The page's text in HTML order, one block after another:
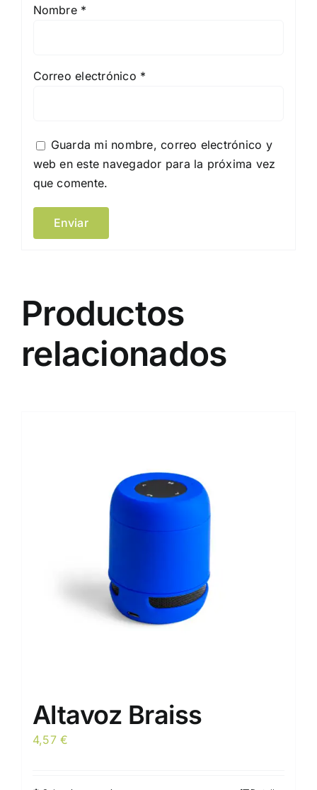
Nombre *
Correo electrónico *
Guarda mi nombre, correo electrónico y
web en este navegador para la próxima vez
que comente.
Productos
relacionados
Altavoz Braiss
4,57€